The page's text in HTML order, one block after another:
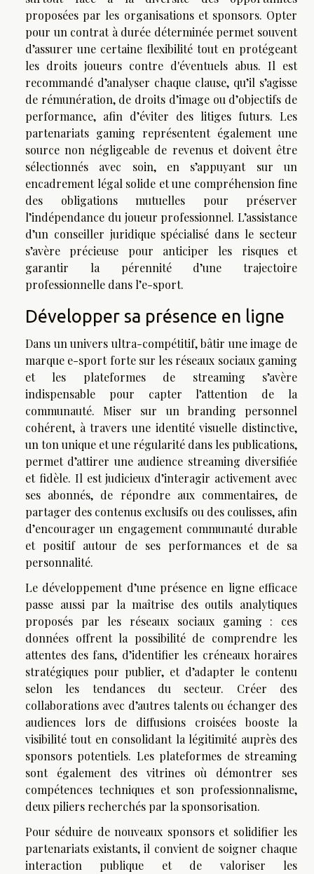
proposées par les organisations et sponsors. Opter
pour un contrat à durée déterminée permet souvent
d’assurer une certaine flexibilité tout en protégeant
les droits joueurs contre d'éventuels abus. Il est
recommandé d’analyser chaque clause, qu’il s’agisse
de rémunération, de droits d’image ou d’objectifs de
performance, afin d’éviter des litiges futurs. Les
partenariats gaming représentent également une
source non négligeable de revenus et doivent être
sélectionnés avec soin, en s’appuyant sur un
encadrement légal solide et une compréhension fine
des obligations mutuelles pour préserver
l’indépendance du joueur professionnel. L’assistance
d’un conseiller juridique spécialisé dans le secteur
s’avère précieuse pour anticiper les risques et
garantir la pérennité d’une trajectoire
professionnelle dans l’e-sport.
Développer sa présence en ligne
Dans un univers ultra-compétitif, bâtir une image de
marque e-sport forte sur les réseaux sociaux gaming
et les plateformes de streaming s’avère
indispensable pour capter l’attention de la
communauté. Miser sur un branding personnel
cohérent, à travers une identité visuelle distinctive,
un ton unique et une régularité dans les publications,
permet d’attirer une audience streaming diversifiée
et fidèle. Il est judicieux d’interagir activement avec
ses abonnés, de répondre aux commentaires, de
partager des contenus exclusifs ou des coulisses, afin
d’encourager un engagement communauté durable
et positif autour de ses performances et de sa
personnalité.
Le développement d’une présence en ligne efficace
passe aussi par la maîtrise des outils analytiques
proposés par les réseaux sociaux gaming : ces
données offrent la possibilité de comprendre les
attentes des fans, d’identifier les créneaux horaires
stratégiques pour publier, et d’adapter le contenu
selon les tendances du secteur. Créer des
collaborations avec d’autres talents ou échanger des
audiences lors de diffusions croisées booste la
visibilité tout en consolidant la légitimité auprès des
sponsors potentiels. Les plateformes de streaming
sont également des vitrines où démontrer ses
compétences techniques et son professionnalisme,
deux piliers recherchés par la sponsorisation.
Pour séduire de nouveaux sponsors et solidifier les
partenariats existants, il convient de soigner chaque
interaction publique et de valoriser les